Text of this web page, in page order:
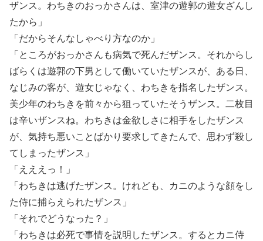
ザンス。わちきのおっかさんは、室津の遊郭の遊女ざんし
たから」
「だからそんなしゃべり方なのか」
「ところがおっかさんも病気で死んだザンス。それからし
ばらくは遊郭の下男として働いていたザンスが、ある日、
なじみの客が、遊女じゃなく、わちきを指名したザンス。
美少年のわちきを前々から狙っていたそうザンス。二枚目
は辛いザンスね。わちきは金欲しさに相手をしたザンス
が、気持ち悪いことばかり要求してきたんで、思わず殺し
てしまったザンス」
「えええっ！」
「わちきは逃げたザンス。けれども、カニのような顔をし
た侍に捕らえられたザンス」
「それでどうなった？」
「わちきは必死で事情を説明したザンス。するとカニ侍